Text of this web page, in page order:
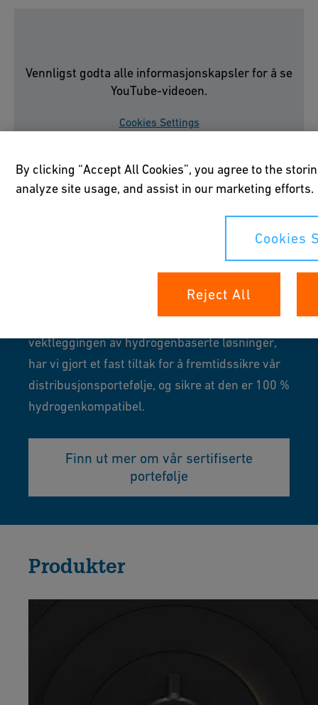
Vennligst godta alle informasjonskapsler for å se
YouTube-videoen.
Cookies Settings
I påvente av den pågående globale
energiovergangen og den økende
vektleggingen av hydrogenbaserte løsninger,
har vi gjort et fast tiltak for å fremtidssikre vår
distribusjonsportefølje, og sikre at den er 100 %
hydrogenkompatibel.
Finn ut mer om vår sertifiserte
portefølje
Produkter
By clicking “Accept All Cookies”, you agree to the
analyze site usage, and assist in our marketing efforts.
Cookies
Reject All